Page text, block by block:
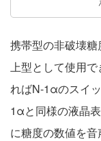
携帯型の非破壊
上型として使用
ればN-1αのスイ
1αと同様の液晶
に糖度の数値を